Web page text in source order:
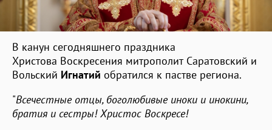
В канун сегодняшнего праздника
Христова Воскресения митрополит Саратовский и
Вольский Игнатий обратился к пастве региона.
"Всечестные отцы, боголюбивые иноки и инокини,
братия и сестры! Христос Воскресе!